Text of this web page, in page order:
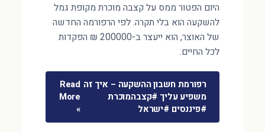
היום הפטור ממס על קצבה מוכרת מקופת גמל
להשקעה הוא בלי תקרה. לפי הרפורמה החדשה
של האוצר, הוא ייעצר ב-200000 ₪ הפקדות
לכל החיים.
רפורמת חשבון ההשקעה – איך זה
משפיע עליך #קצבהמוכרת
#פיננסים #ישראל
Read
More
»